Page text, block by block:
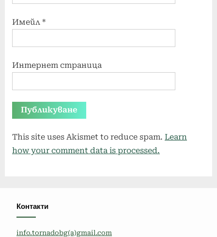
Имейл *
Интернет страница
This site uses Akismet to reduce spam. Learn
how your comment data is processed.
Контакти
info.tornadobg(a)gmail.com